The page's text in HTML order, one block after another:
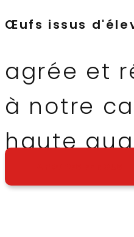
Œufs issus
agrée et
à notre
haute